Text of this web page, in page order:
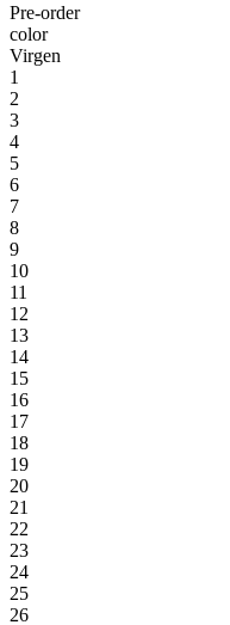
Pre-order
color
Virgen
1
2
3
4
5
6
7
8
9
10
11
12
13
14
15
16
17
18
19
20
21
22
23
24
25
26